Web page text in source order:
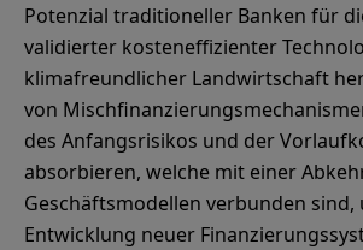
Potenzial traditioneller Banken für
validierter kosteneffizienter
klimafreundlicher Landwirtschaft
von
des Anfangsrisikos und der
absorbieren, welche mit einer
Geschäftsmodellen verbunden sind,
Entwicklung neuer